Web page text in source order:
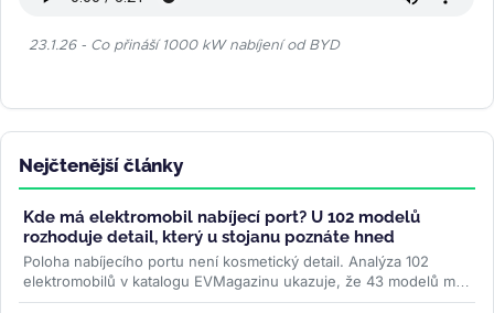
23.1.26 - Co přináší 1000 kW nabíjení od BYD
Nejčtenější články
Kde má elektromobil nabíjecí port? U 102 modelů
rozhoduje detail, který u stojanu poznáte hned
Poloha nabíjecího portu není kosmetický detail. Analýza 102
elektromobilů v katalogu EVMagazinu ukazuje, že 43 modelů má
konektor vpravo...>>